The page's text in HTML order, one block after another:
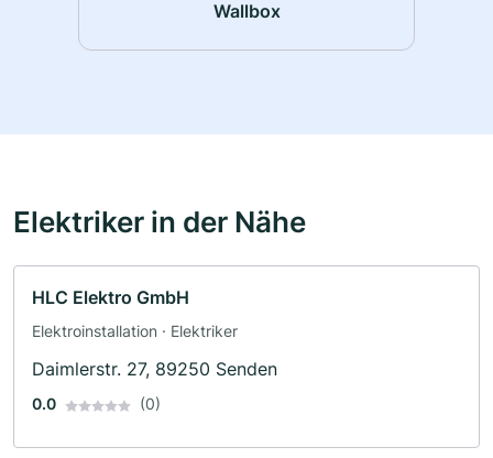
Wallbox
Elektriker in der Nähe
HLC Elektro GmbH
Elektroinstallation · Elektriker
Daimlerstr. 27, 89250 Senden
0.0 (0)